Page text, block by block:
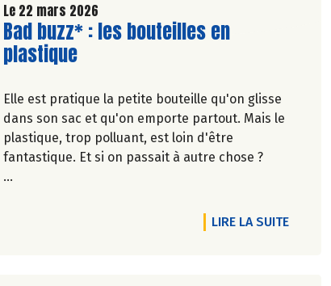
ÉCOGESTES, POUR ZÉRO DÉCHET
Le 22 mars 2026
Lire la suite de l'article
Bad buzz* : les bouteilles en
plastique
Elle est pratique la petite bouteille qu'on glisse
dans son sac et qu'on emporte partout. Mais le
plastique, trop polluant, est loin d'être
fantastique. Et si on passait à autre chose ?
LIRE LA SUITEDE